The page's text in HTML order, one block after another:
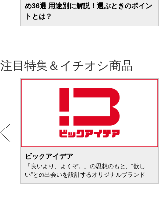
め36選 用途別に解説！選ぶときのポイン
トとは？
注目特集＆イチオシ商品
ビックアイデア
「良いより、よくぞ。」の思想のもと、“欲し
い”との出会いを設計するオリジナルブランド